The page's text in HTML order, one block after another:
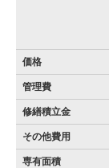
価格
管理費
修繕積立金
その他費用
専有面積